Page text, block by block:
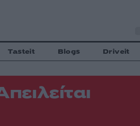
Tasteit Blogs Driveit